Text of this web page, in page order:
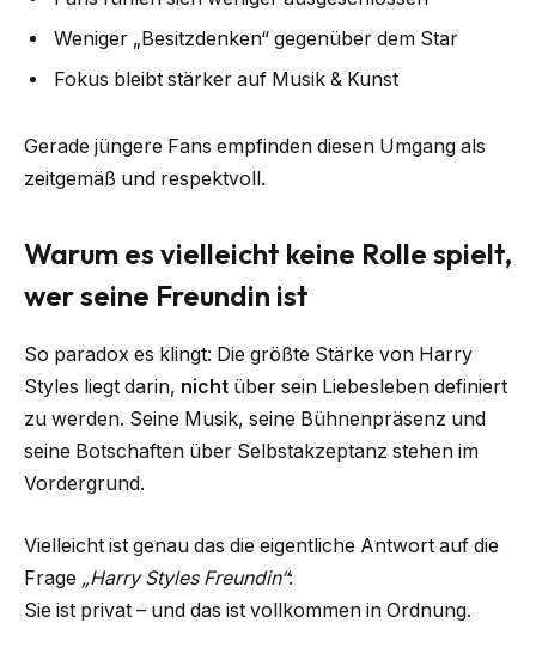
Weniger „Besitzdenken“ gegenüber dem Star
Fokus bleibt stärker auf Musik & Kunst
Gerade jüngere Fans empfinden diesen Umgang als
zeitgemäß und respektvoll.
Warum es vielleicht keine Rolle spielt,
wer seine Freundin ist
So paradox es klingt: Die größte Stärke von Harry
Styles liegt darin, nicht über sein Liebesleben definiert
zu werden. Seine Musik, seine Bühnenpräsenz und
seine Botschaften über Selbstakzeptanz stehen im
Vordergrund.
Vielleicht ist genau das die eigentliche Antwort auf die
Frage „Harry Styles Freundin“:
Sie ist privat – und das ist vollkommen in Ordnung.